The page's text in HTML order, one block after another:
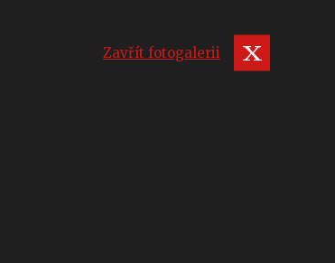
Zavřít fotogalerii